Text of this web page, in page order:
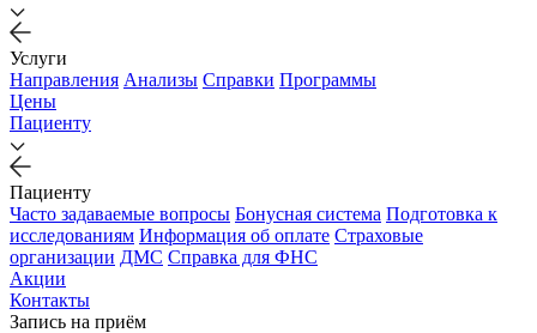
Услуги
Направления Анализы Справки Программы
Цены
Пациенту
Пациенту
Часто задаваемые вопросы Бонусная система Подготовка к
исследованиям Информация об оплате Страховые
организации ДМС Справка для ФНС
Акции
Контакты
Запись на приём